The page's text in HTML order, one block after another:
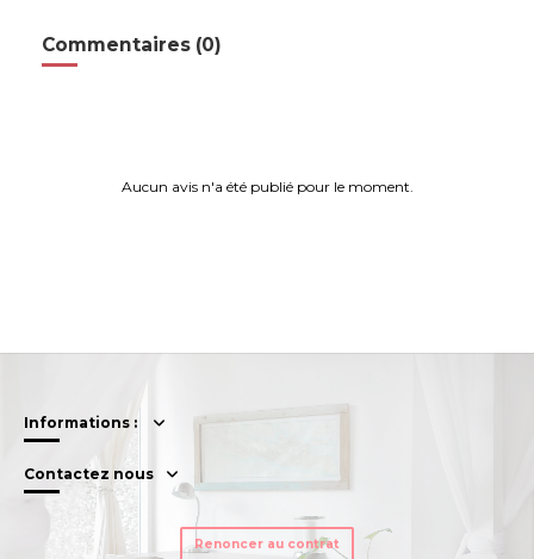
Commentaires (0)
Aucun avis n'a été publié pour le moment.
Informations :
Contactez nous
Renoncer au contrat